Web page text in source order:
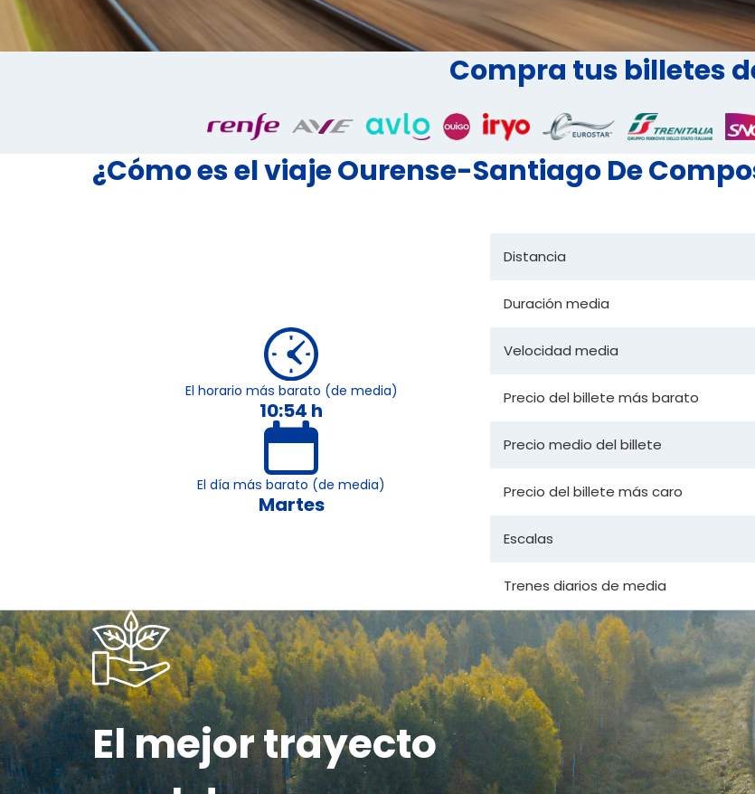
Compra tus billetes
¿Cómo es el viaje Ourense-Santiago De
El horario más barato (de media)
10:54 h
El día más barato (de media)
Martes
Distancia
Duración media
Velocidad media
Precio del billete más barato
Precio medio del billete
Precio del billete más caro
Escalas
Trenes diarios de media
El mejor trayecto